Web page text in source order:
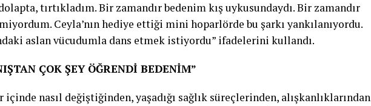
tırtıkladım. Bir zamandır bedenim kış uykusundaydı. Bir zamandır
Ceyla’nın hediye ettiği mini hoparlörde bu şarkı yankılanıyordu.
aslan vücudumla dans etmek istiyordu” ifadelerini kullandı.
ÇOK ŞEY ÖĞRENDİ BEDENİM”
nasıl değiştiğinden, yaşadığı sağlık süreçlerinden, alışkanlıklarından